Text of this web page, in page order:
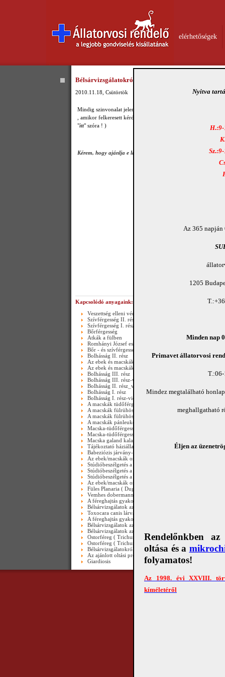
Nyitva
H.:9-
Az 365 napján
1205
Minden nap
Primavet állatorvosi
Mindez megtalálható
meghallgatható
Éljen az
Rendelőnkben az
oltása és a
folyamatos!
Az 1998. évi XXVIII.
kíméletéről
elérhetőségek
Bélsárvizsgálatokról az Ebugattában-Videó
2010.11.18, Csütörtök
Mindig szinvonalat jelentett Harcsás Márta Ebugatta című
, amikor felkeresett kérdéseivel . A beszélgetés
"itt" szóra ! )
Kérem, hogy ajánlja e lapot ismerőseinek !
Kapcsolódó anyagaink:
Veszettség elleni védőoltás
Szívférgesség II. rész
Szívférgesség I. rész
Bőrférgesség
Atkák a fülben
Romhányi József esete egy bolhával
Bőr - és szívférgesség
Bolhásság II. rész
Az ebek és macskák szőrtüszőatka-kórja
Az ebek és macskák szőrtüszőatka-kórja
Bolhásság III. rész
Bolhásság III. rész-video
Bolhásság II. rész_video
Bolhásság I. rész
Bolhásság I. rész-video
A macskák tüdőférgessége II. rész(Happy end)-video
A macskák fülrühössége
A macskák fülrühössége-video
A macskák pánleukopéniája
Macska-tüdőférgesség
Macska-tüdőférgesség_video
Macska galand kaland_video
Tájékoztató háziállataink bőrférgességéről és
Babeziózis járvány-2011.03.25.-től
Az ebek/macskák orsóférgességéről III. rész - video
Stúdióbeszélgetés a veszettségről 2005-ben III. rész (
Stúdióbeszélgetés a veszettségről 2005-ben II. rész ( máig
Stúdióbeszélgetés a veszettségről 2005-ben I.rész ( máig
Az ebek/macskák orsóférgességéről ( II.rész ) - video
Füles Planaria ( Dugesia gonocephala ) Biró Zsófiától -
Vemhes dobermann bélsara - video
A féreghajtás gyakoriságáról - video
Bélsárvizsgálatok az Ebugattában II. - Videó
Toxocara canis lárvája-videó
A féreghajtás gyakoriságáról
Bélsárvizsgálatok az Ebugattában II.
Bélsárvizsgálatok az Ebugattában II. - Videó
Ostorféreg ( Trichuris trichiura ) emberi vastagbélben-
Ostorféreg ( Trichuris trichiura ) endoszkóppal-videó
Bélsárvizsgálatokról az Ebugattá-ban-Videó( is )
Az ajánlott oltási programról
Giardiosis
Copyright © 2010